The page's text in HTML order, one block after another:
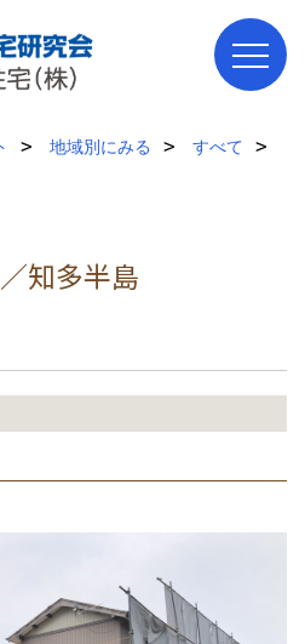
地域別にみる
すべて
知多半島